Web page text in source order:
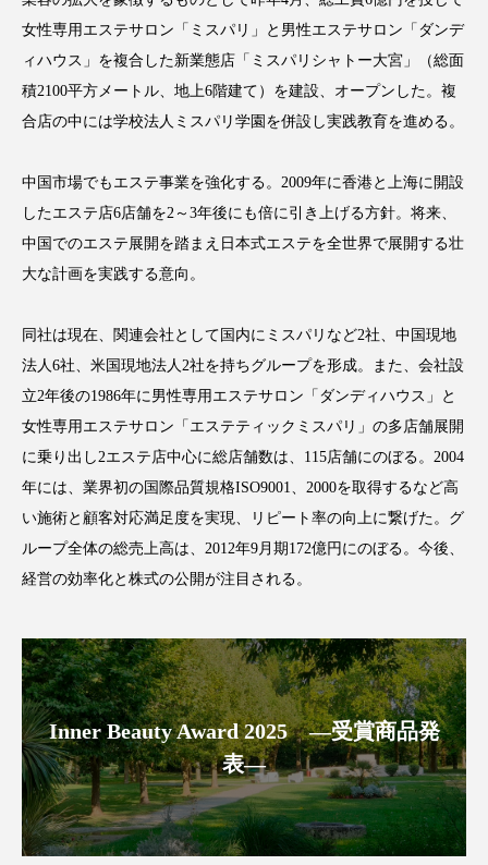
サステナブル美容 サプライチェーン
サロン経営 サロン連略 シャネル
スカルプ クレンジング 頻度 スカルプケア
スキンケアルーティン ストレス スパ
スマートリング セーフプレイス セラミド
セラミド保湿 セルフケア
ソーシャルウェルネス ソーシャルコマース
デジタルデトックス デトックス
ドライヤー 温度 髪 ダメージ ナイアシンアミド
ナイトプロテイン ナイトルーティン 金木犀
パーソナライズ バーチャルメイク
女性専用エステサロン「ミスパリ」と男性エステサロン「ダンデ
ィハウス」を複合した新業態店「ミスパリシャトー大宮」（総面
積2100平方メートル、地上6階建て）を建設、オープンした。複
合店の中には学校法人ミスパリ学園を併設し実践教育を進める。
中国市場でもエステ事業を強化する。2009年に香港と上海に開設
したエステ店6店舗を2～3年後にも倍に引き上げる方針。将来、
中国でのエステ展開を踏まえ日本式エステを全世界で展開する壮
大な計画を実践する意向。
同社は現在、関連会社として国内にミスパリなど2社、中国現地
法人6社、米国現地法人2社を持ちグループを形成。また、会社設
立2年後の1986年に男性専用エステサロン「ダンディハウス」と
女性専用エステサロン「エステティックミスパリ」の多店舗展開
に乗り出し2エステ店中心に総店舗数は、115店舗にのぼる。2004
年には、業界初の国際品質規格ISO9001、2000を取得するなど高
い施術と顧客対応満足度を実現、リピート率の向上に繋げた。グ
ループ全体の総売上高は、2012年9月期172億円にのぼる。今後、
経営の効率化と株式の公開が注目される。
Inner Beauty Award 2025 ―受賞商品発
表―